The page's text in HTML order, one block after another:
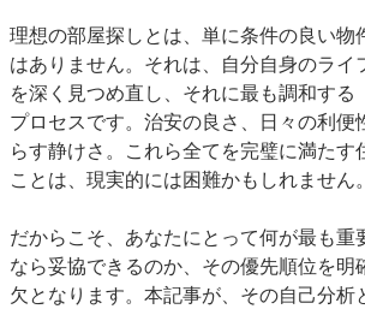
理想の部屋探しとは、単に条件の良い物
はありません。それは、自分自身のライ
を深く見つめ直し、それに最も調和する
プロセスです。治安の良さ、日々の利便
らす静けさ。これら全てを完璧に満たす
ことは、現実的には困難かもしれません。
だからこそ、あなたにとって何が最も重
なら妥協できるのか、その優先順位を明
欠となります。本記事が、その自己分析